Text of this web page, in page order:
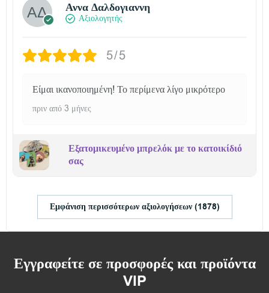
Αννα Δαλδογιαννη
Αξιολογητής
5/5
Είμαι ικανοποιημένη! Το περίμενα λίγο μικρότερο
πριν από 3 μήνες
Εξατομικευμένο μπρελόκ με το κατοικίδιό
σας
Εμφάνιση περισσότερων αξιολογήσεων (1878)
Εγγραφείτε σε προσφορές και προϊόντα
VIP